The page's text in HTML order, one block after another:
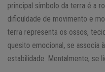
principal símbolo da terra é a
dificuldade de movimento e
terra representa os ossos,
quesito emocional, se associa
estabilidade. Mentalmente, se